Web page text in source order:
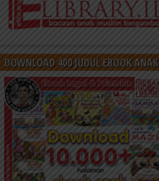
DOWNLOAD 400 JUDUL EBOOK ANAK